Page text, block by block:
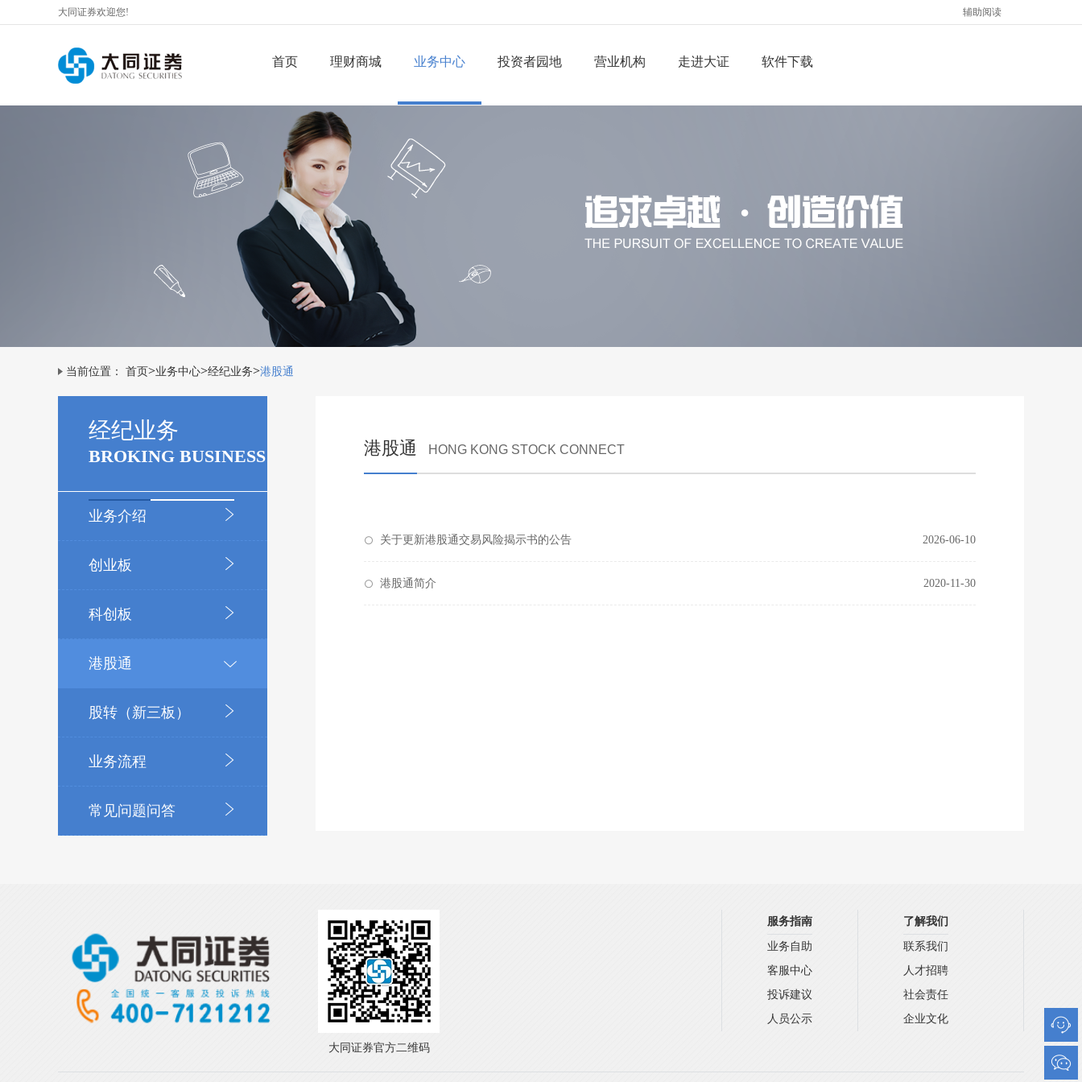
大同证券欢迎您! 辅助阅读
首页 理财商城 业务中心 投资者园地 营业机构 走进大证 软件下载
当前位置： 首页>业务中心>经纪业务>港股通
经纪业务
BROKING BUSINESS
业务介绍
创业板
科创板
港股通
股转（新三板）
业务流程
常见问题问答
港股通 HONG KONG STOCK CONNECT
关于更新港股通交易风险揭示书的公告 2026-06-10
港股通简介 2020-11-30
大同证券官方二维码
服务指南
业务自助
客服中心
投诉建议
人员公示
了解我们
联系我们
人才招聘
社会责任
企业文化